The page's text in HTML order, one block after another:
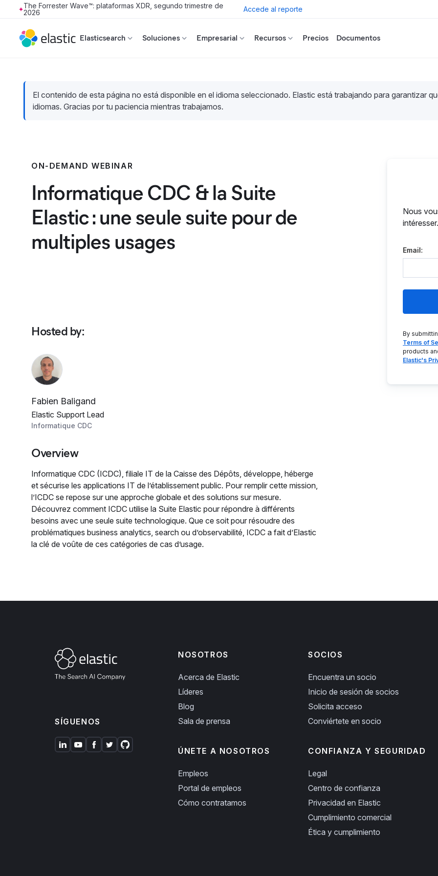
Skip to main content
The Forrester Wave™: plataformas XDR, segundo trimestre de
2026
Accede al reporte
Elasticsearch Soluciones Empresarial Recursos Precios Documentos
El contenido de esta página no está disponible en el idioma seleccionado. Elastic está trabajando para garantizar
idiomas. Gracias por tu paciencia mientras trabajamos.
ON-DEMAND WEBINAR
Informatique CDC & la Suite
Elastic : une seule suite pour de
multiples usages
Hosted by:
Fabien Baligand
Elastic Support Lead
Informatique CDC
Overview
Informatique CDC (ICDC), filiale IT de la Caisse des Dépôts, développe, héberge
et sécurise les applications IT de l’établissement public. Pour remplir cette mission,
l’ICDC se repose sur une approche globale et des solutions sur mesure.
Découvrez comment ICDC utilise la Suite Elastic pour répondre à différents
besoins avec une seule suite technologique. Que ce soit pour résoudre des
problématiques business analytics, search ou d’observabilité, ICDC a fait d’Elastic
la clé de voûte de ces catégories de cas d’usage.
Nous
intéresser.
Email:
By
Terms of
products
Elastic's
SÍGUENOS
NOSOTROS
Acerca de Elastic
Líderes
Blog
Sala de prensa
ÚNETE A NOSOTROS
Empleos
Portal de empleos
Cómo contratamos
SOCIOS
Encuentra un socio
Inicio de sesión de socios
Solicita acceso
Conviértete en socio
CONFIANZA Y SEGURIDAD
Legal
Centro de confianza
Privacidad en Elastic
Cumplimiento comercial
Ética y cumplimiento